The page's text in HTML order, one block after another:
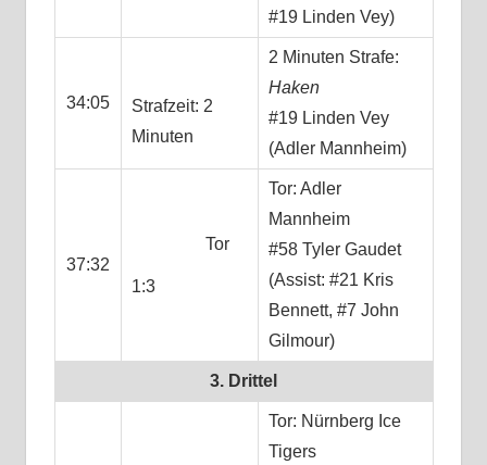
#19 Linden Vey)
34:05
Strafzeit: 2
Minuten
2 Minuten Strafe:
Haken
#19 Linden Vey
(Adler Mannheim)
37:32
Tor
1:3
Tor: Adler
Mannheim
#58 Tyler Gaudet
(Assist: #21 Kris
Bennett, #7 John
Gilmour)
3. Drittel
Tor: Nürnberg Ice
Tigers